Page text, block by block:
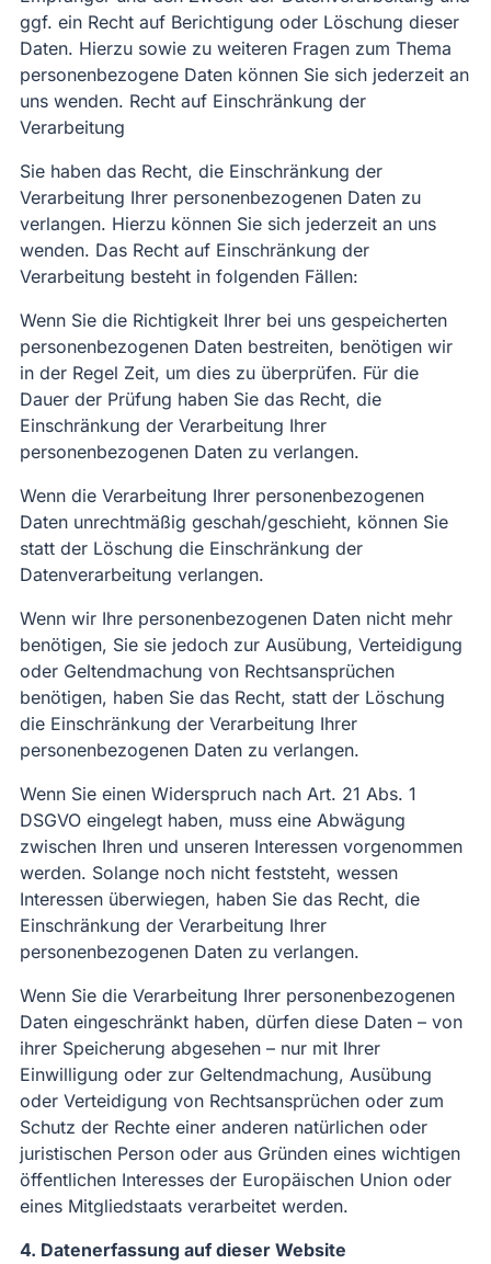
ggf. ein Recht auf Berichtigung oder Löschung dieser
Daten. Hierzu sowie zu weiteren Fragen zum Thema
personenbezogene Daten können Sie sich jederzeit an
uns wenden. Recht auf Einschränkung der
Verarbeitung
Sie haben das Recht, die Einschränkung der
Verarbeitung Ihrer personenbezogenen Daten zu
verlangen. Hierzu können Sie sich jederzeit an uns
wenden. Das Recht auf Einschränkung der
Verarbeitung besteht in folgenden Fällen:
Wenn Sie die Richtigkeit Ihrer bei uns gespeicherten
personenbezogenen Daten bestreiten, benötigen wir
in der Regel Zeit, um dies zu überprüfen. Für die
Dauer der Prüfung haben Sie das Recht, die
Einschränkung der Verarbeitung Ihrer
personenbezogenen Daten zu verlangen.
Wenn die Verarbeitung Ihrer personenbezogenen
Daten unrechtmäßig geschah/geschieht, können Sie
statt der Löschung die Einschränkung der
Datenverarbeitung verlangen.
Wenn wir Ihre personenbezogenen Daten nicht mehr
benötigen, Sie sie jedoch zur Ausübung, Verteidigung
oder Geltendmachung von Rechtsansprüchen
benötigen, haben Sie das Recht, statt der Löschung
die Einschränkung der Verarbeitung Ihrer
personenbezogenen Daten zu verlangen.
Wenn Sie einen Widerspruch nach Art. 21 Abs. 1
DSGVO eingelegt haben, muss eine Abwägung
zwischen Ihren und unseren Interessen vorgenommen
werden. Solange noch nicht feststeht, wessen
Interessen überwiegen, haben Sie das Recht, die
Einschränkung der Verarbeitung Ihrer
personenbezogenen Daten zu verlangen.
Wenn Sie die Verarbeitung Ihrer personenbezogenen
Daten eingeschränkt haben, dürfen diese Daten – von
ihrer Speicherung abgesehen – nur mit Ihrer
Einwilligung oder zur Geltendmachung, Ausübung
oder Verteidigung von Rechtsansprüchen oder zum
Schutz der Rechte einer anderen natürlichen oder
juristischen Person oder aus Gründen eines wichtigen
öffentlichen Interesses der Europäischen Union oder
eines Mitgliedstaats verarbeitet werden.
4. Datenerfassung auf dieser Website